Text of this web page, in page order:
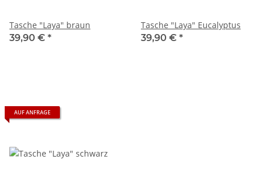
Tasche "Laya" braun
39,90 € *
Tasche "Laya" Eucalyptus
39,90 € *
AUF ANFRAGE